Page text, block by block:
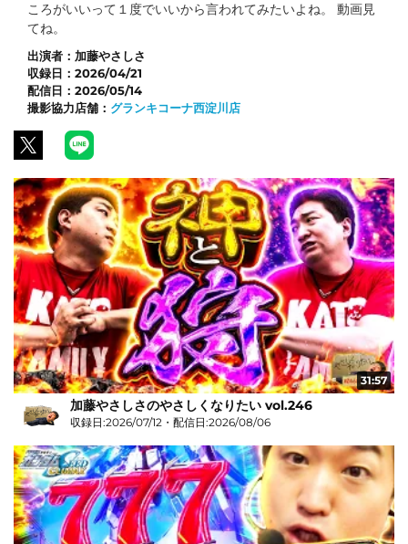
ころがいいって１度でいいから言われてみたいよね。 動画見
てね。
出演者： 加藤やさしさ
収録日： 2026/04/21
配信日： 2026/05/14
撮影協力店舗： グランキコーナ西淀川店
31:57
加藤やさしさのやさしくなりたい vol.246
収録日:2026/07/12・配信日:2026/08/06